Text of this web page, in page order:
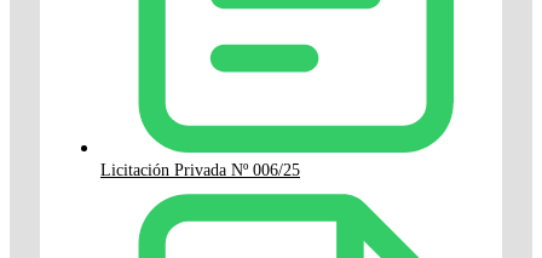
Licitación Privada Nº 006/25